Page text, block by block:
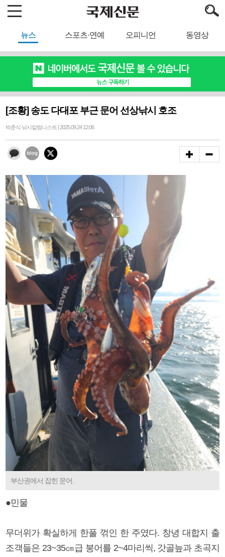
뉴스 스포츠·연예 오피니언 동영상
[조황] 송도 다대포 부근 문어 선상낚시 호조
박춘식 낚시칼럼니스트 | 2025.09.24 12:06
부산권에서 잡힌 문어.
●민물
무더위가 확실하게 한풀 꺾인 한 주였다. 창녕 대합지 출
조객들은 23~35㎝급 붕어를 2~4마리씩, 갓골늪과 초곡지